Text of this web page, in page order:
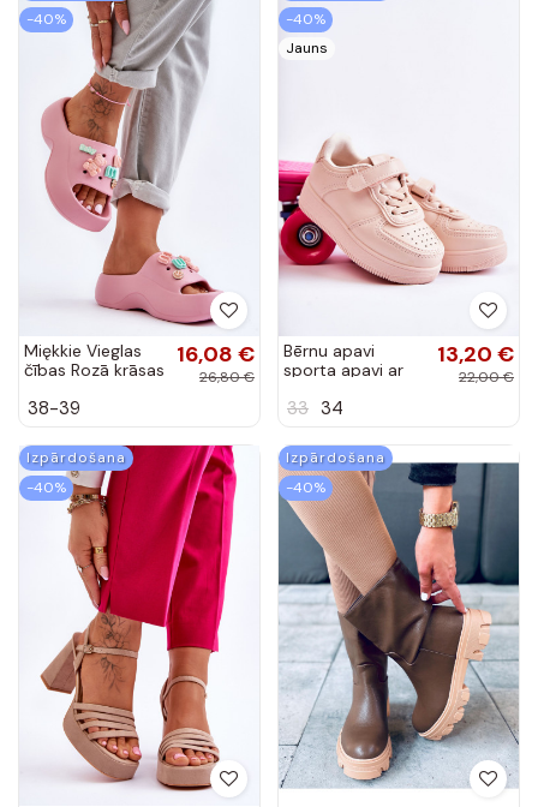
-40%
Miękkie Vieglas
čības Rozā krāsas
16,08 €
26,80 €
38-39
-40%
Jauns
Bērnu apavi
sporta apavi ar
Rozā krāsas Elike
13,20 €
22,00 €
33 34
Izpārdošana
-40%
Izpārdošana
-40%